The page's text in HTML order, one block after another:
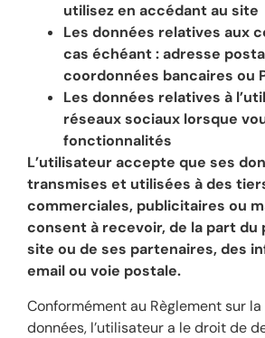
utilisez en accédant au site
Les données relatives aux
cas échéant : adresse
coordonnées bancaires ou
Les données relatives à
réseaux sociaux lorsque
fonctionnalités
L’utilisateur accepte que ses
transmises et utilisées à des
commerciales, publicitaires ou
consent à recevoir, de la part du
site ou de ses partenaires, des
email ou voie postale.
Conformément au Règlement sur
données, l’utilisateur a le droit de